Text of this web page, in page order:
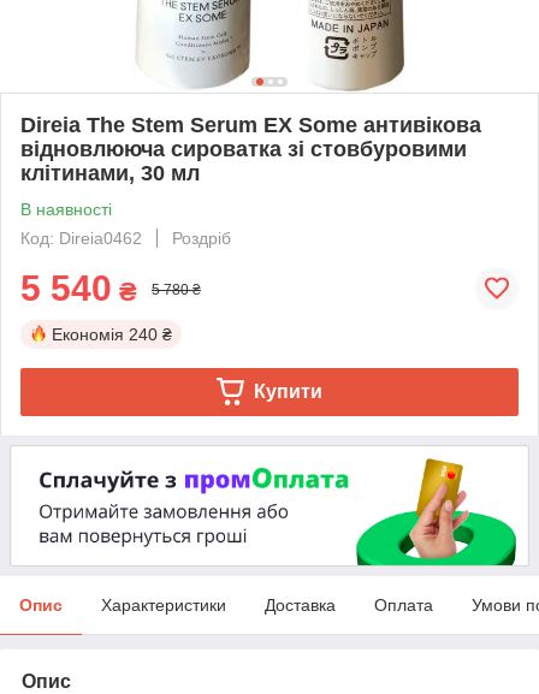
Direia The Stem Serum EX Some антивікова
відновлююча сироватка зі стовбуровими
клітинами, 30 мл
В наявності
Код: Direia0462
Роздріб
5 540 ₴ 5 780 ₴
Економія 240 ₴
Купити
Опис Характеристики Доставка Оплата Умови
Опис